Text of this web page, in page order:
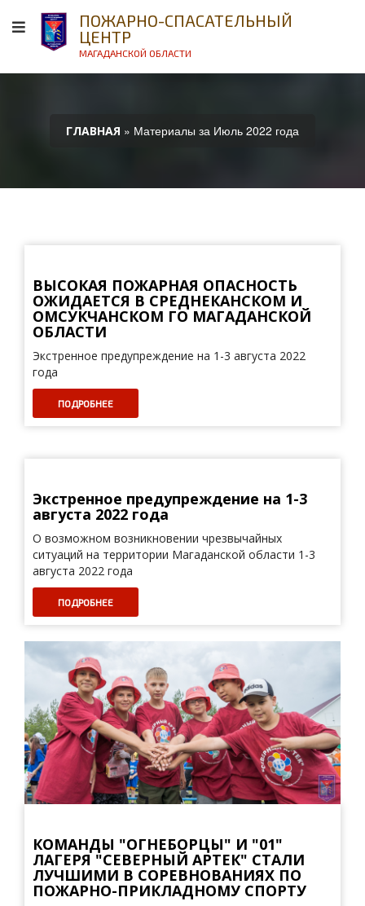
ПОЖАРНО-СПАСАТЕЛЬНЫЙ
ЦЕНТР
МАГАДАНСКОЙ ОБЛАСТИ
ГЛАВНАЯ » Материалы за Июль 2022 года
ВЫСОКАЯ ПОЖАРНАЯ ОПАСНОСТЬ
ОЖИДАЕТСЯ В СРЕДНЕКАНСКОМ И
ОМСУКЧАНСКОМ ГО МАГАДАНСКОЙ
ОБЛАСТИ
Экстренное предупреждение на 1-3 августа 2022
года
ПОДРОБНЕЕ
Экстренное предупреждение на 1-3
августа 2022 года
О возможном возникновении чрезвычайных
ситуаций на территории Магаданской области 1-3
августа 2022 года
ПОДРОБНЕЕ
КОМАНДЫ "ОГНЕБОРЦЫ" И "01"
ЛАГЕРЯ "СЕВЕРНЫЙ АРТЕК" СТАЛИ
ЛУЧШИМИ В СОРЕВНОВАНИЯХ ПО
ПОЖАРНО-ПРИКЛАДНОМУ СПОРТУ